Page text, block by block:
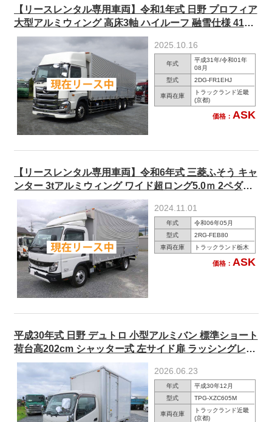
【リースレンタル専用車両】令和1年式 日野 プロフィア
大型アルミウィング 高床3軸 ハイルーフ 融雪仕様 410
馬力 アルミホイール ★あんしん車検パック施工済み！
2025.10.16
年式
平成31年/令和01年
08月
型式
2DG-FR1EHJ
車両在庫
トラックランド近畿
(京都)
価格： ASK
【リースレンタル専用車両】令和6年式 三菱ふそう キャ
ンター 3tアルミウィング ワイド超ロング5.0ｍ 2ペダル
ラッシングレール2段 150馬力
2024.11.01
年式
令和06年05月
型式
2RG-FEB80
車両在庫
トラックランド栃木
価格： ASK
平成30年式 日野 デュトロ 小型アルミバン 標準ショート
荷台高202cm シャッター式 左サイド扉 ラッシングレー
ル2段 ★R8年12月迄車検付★
2026.06.23
年式
平成30年12月
型式
TPG-XZC605M
車両在庫
トラックランド近畿
(京都)